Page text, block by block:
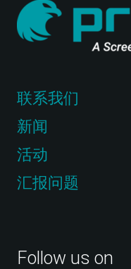
Follow us on
联系我们
新闻
活动
汇报问题